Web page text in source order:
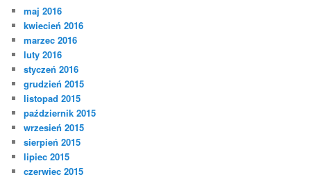
maj 2016
kwiecień 2016
marzec 2016
luty 2016
styczeń 2016
grudzień 2015
listopad 2015
październik 2015
wrzesień 2015
sierpień 2015
lipiec 2015
czerwiec 2015